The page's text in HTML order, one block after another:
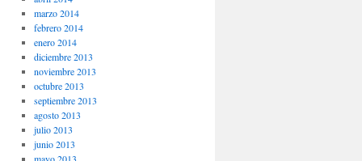
marzo 2014
febrero 2014
enero 2014
diciembre 2013
noviembre 2013
octubre 2013
septiembre 2013
agosto 2013
julio 2013
junio 2013